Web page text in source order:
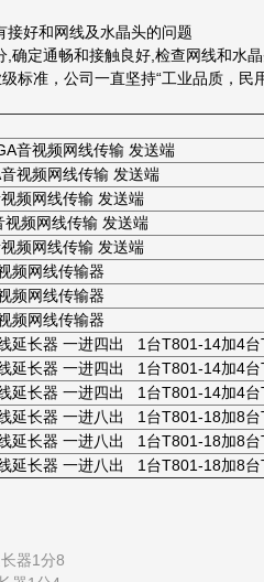
接好和网线及水晶头的问题
,确定通畅和接触良好,检查网线和
标准，公司一直坚持“工业品质，
音视频网线传输 发送端
视频网线传输 发送端
频网线传输 发送端
视频网线传输 发送端
频网线传输 发送端
频网线传输器
频网线传输器
频网线传输器
延长器 一进四出 1台T801-14加4
延长器 一进四出 1台T801-14加4
延长器 一进四出 1台T801-14加4
延长器 一进八出 1台T801-18加8
延长器 一进八出 1台T801-18加8
延长器 一进八出 1台T801-18加8
器1分8